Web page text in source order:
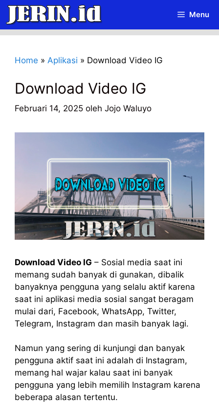
Langsung
isi
Menu
Home » Aplikasi » Download Video IG
Download Video IG
Februari 14, 2025 oleh Jojo Waluyo
Download Video IG – Sosial media saat ini
memang sudah banyak di gunakan, dibalik
banyaknya pengguna yang selalu aktif karena
saat ini aplikasi media sosial sangat beragam
mulai dari, Facebook, WhatsApp, Twitter,
Telegram, Instagram dan masih banyak lagi.
Namun yang sering di kunjungi dan banyak
pengguna aktif saat ini adalah di Instagram,
memang hal wajar kalau saat ini banyak
pengguna yang lebih memilih Instagram karena
beberapa alasan tertentu.